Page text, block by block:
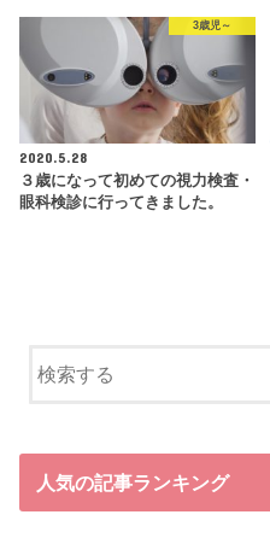
3歳児～
2020.5.28
３歳になって初めての視力検査・
眼科検診に行ってきました。
人気の記事ランキング